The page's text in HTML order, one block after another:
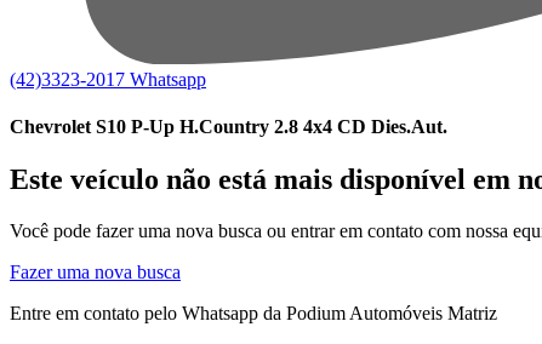
(42)3323-2017 Whatsapp
Chevrolet S10 P-Up H.Country 2.8 4x4 CD Dies.Aut.
Este veículo não está mais disponível em
Você pode fazer uma nova busca ou entrar em contato com nossa
Fazer uma nova busca
Entre em contato pelo Whatsapp da Podium Automóveis Matriz